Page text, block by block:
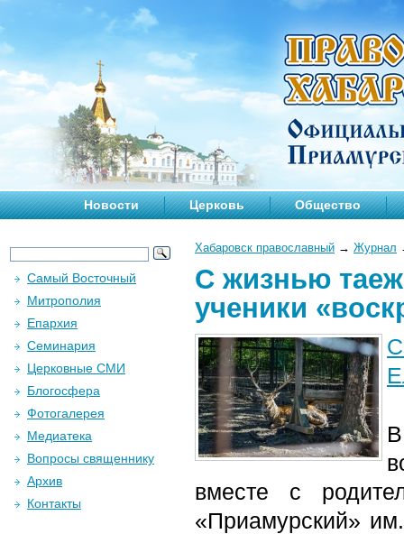
Новости Церковь Общество
Хабаровск православный → Журнал
С жизнью
ученики
вместе с
«Приамурский»
Самый Восточный
Митрополия
Епархия
Семинария
Церковные СМИ
Блогосфера
Фотогалерея
Медиатека
Вопросы священнику
Архив
Контакты